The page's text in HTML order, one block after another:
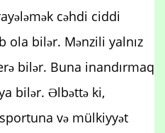
cəhdi ciddi
ola bilər. Mənzili yalnız
bilər. Buna inandırmaq
bilər. Əlbəttə ki,
və mülkiyyət